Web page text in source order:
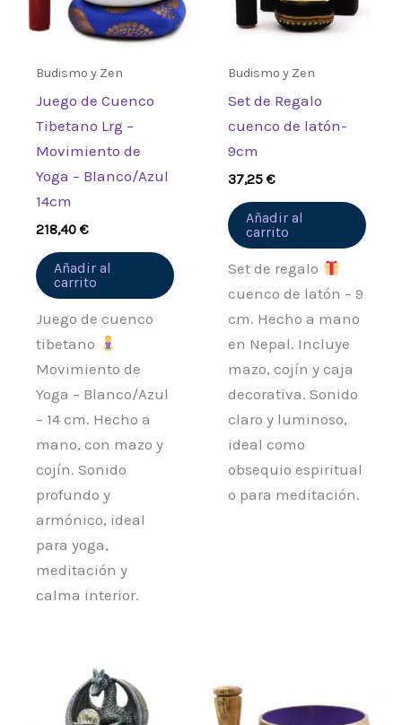
Budismo y Zen
Juego de Cuenco
Tibetano Lrg –
Movimiento de
Yoga – Blanco/Azul
14cm
218,40€
Añadir al
carrito
Juego de cuenco
tibetano
Movimiento de
Yoga – Blanco/Azul
– 14 cm. Hecho a
mano, con mazo y
cojín. Sonido
profundo y
armónico, ideal
para yoga,
meditación y
calma interior.
Budismo y Zen
Set de Regalo
cuenco de latón-
9cm
37,25€
Añadir al
carrito
Set de regalo
cuenco de latón – 9
cm. Hecho a mano
en Nepal. Incluye
mazo, cojín y caja
decorativa. Sonido
claro y luminoso,
ideal como
obsequio espiritual
o para meditación.